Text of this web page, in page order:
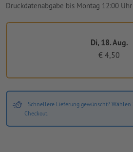
Druckdatenabgabe bis Montag 12:00 Uhr
Di, 18. Aug.
€ 4,50
Schnellere Lieferung gewünscht? Wählen
Checkout.